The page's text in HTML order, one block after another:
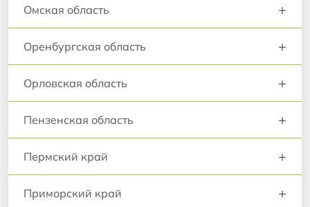
Омская область +
Оренбургская область +
Орловская область +
Пензенская область +
Пермский край +
Приморский край +